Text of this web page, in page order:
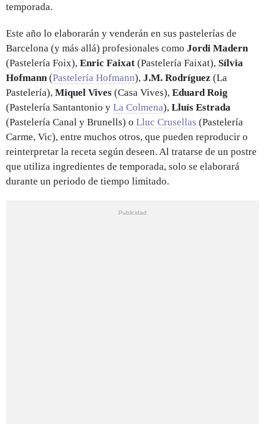
temporada.
Este año lo elaborarán y venderán en sus pastelerías de
Barcelona (y más allá) profesionales como Jordi Madern
(Pastelería Foix), Enric Faixat (Pastelería Faixat), Sílvia
Hofmann (Pastelería Hofmann), J.M. Rodríguez (La
Pastelería), Miquel Vives (Casa Vives), Eduard Roig
(Pastelería Santantonio y La Colmena), Lluís Estrada
(Pastelería Canal y Brunells) o Lluc Crusellas (Pastelería
Carme, Vic), entre muchos otros, que pueden reproducir o
reinterpretar la receta según deseen. Al tratarse de un postre
que utiliza ingredientes de temporada, solo se elaborará
durante un periodo de tiempo limitado.